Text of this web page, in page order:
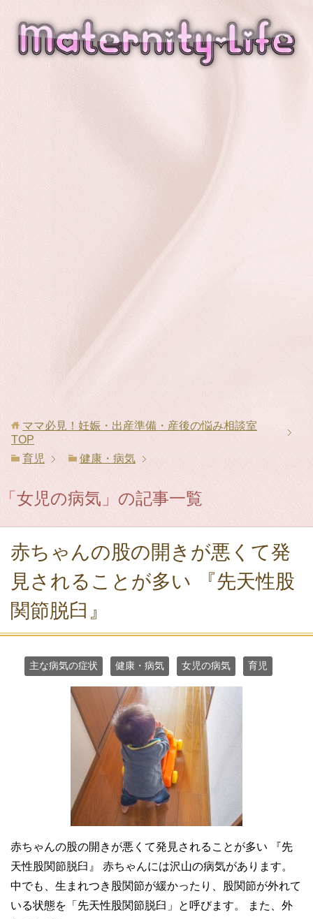
ママ必見！妊娠・出産準備・産後の悩み相談室
TOP
育児
健康・病気
「女児の病気」の記事一覧
赤ちゃんの股の開きが悪くて発
見されることが多い 『先天性股
関節脱臼』
主な病気の症状 健康・病気 女児の病気 育児
赤ちゃんの股の開きが悪くて発見されることが多い 『先
天性股関節脱臼』 赤ちゃんには沢山の病気があります。
中でも、生まれつき股関節が緩かったり、股関節が外れて
いる状態を「先天性股関節脱臼」と呼びます。 また、外